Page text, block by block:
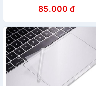
85.000 đ